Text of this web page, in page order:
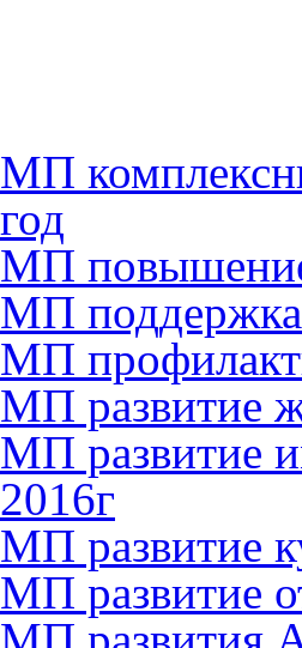
МП
год
МП повышение
МП поддержка
МП
МП развитие
МП развитие
2016г
МП развитие
МП развитие